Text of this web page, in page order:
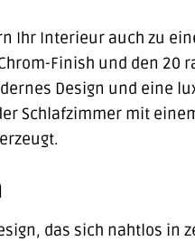
Ihr Interieur auch zu
Finish und den 20
Design und eine
Schlafzimmer mit
das sich nahtlos in